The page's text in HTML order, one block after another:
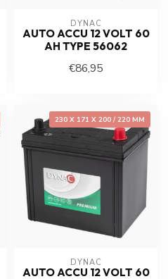
DYNAC
AUTO ACCU 12 VOLT 60
AH TYPE 56062
€86,95
230 X 171 X 200 / 220 MM
DYNAC
AUTO ACCU 12 VOLT 60